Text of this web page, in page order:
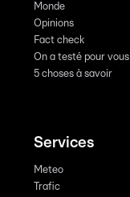
Monde
Opinions
Fact check
On a testé pour vous
5 choses à savoir
Services
Meteo
Trafic